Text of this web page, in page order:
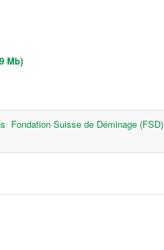
Mb)
Fondation Suisse de Déminage (FSD)